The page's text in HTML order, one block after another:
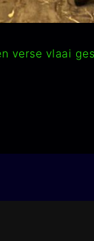
verse vlaai